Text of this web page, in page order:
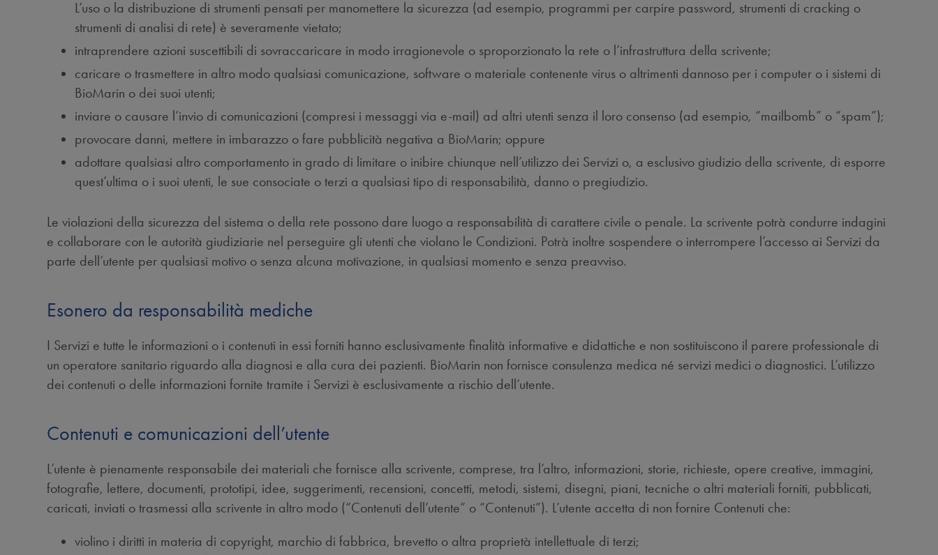
L’uso o la distribuzione di strumenti pensati per manomettere la sicurezza (ad esempio, programmi per carpire password, strumenti di cracking o
strumenti di analisi di rete) è severamente vietato;
intraprendere azioni suscettibili di sovraccaricare in modo irragionevole o sproporzionato la rete o l’infrastruttura della scrivente;
caricare o trasmettere in altro modo qualsiasi comunicazione, software o materiale contenente virus o altrimenti dannoso per i computer o i sistemi di
BioMarin o dei suoi utenti;
inviare o causare l’invio di comunicazioni (compresi i messaggi via e-mail) ad altri utenti senza il loro consenso (ad esempio, “mailbomb” o “spam”);
provocare danni, mettere in imbarazzo o fare pubblicità negativa a BioMarin; oppure
adottare qualsiasi altro comportamento in grado di limitare o inibire chiunque nell’utilizzo dei Servizi o, a esclusivo giudizio della scrivente, di esporre
quest’ultima o i suoi utenti, le sue consociate o terzi a qualsiasi tipo di responsabilità, danno o pregiudizio.
Le violazioni della sicurezza del sistema o della rete possono dare luogo a responsabilità di carattere civile o penale. La scrivente potrà condurre indagini
e collaborare con le autorità giudiziarie nel perseguire gli utenti che violano le Condizioni. Potrà inoltre sospendere o interrompere l’accesso ai Servizi da
parte dell’utente per qualsiasi motivo o senza alcuna motivazione, in qualsiasi momento e senza preavviso.
Esonero da responsabilità mediche
I Servizi e tutte le informazioni o i contenuti in essi forniti hanno esclusivamente finalità informative e didattiche e non sostituiscono il parere professionale di
un operatore sanitario riguardo alla diagnosi e alla cura dei pazienti. BioMarin non fornisce consulenza medica né servizi medici o diagnostici. L’utilizzo
dei contenuti o delle informazioni fornite tramite i Servizi è esclusivamente a rischio dell’utente.
Contenuti e comunicazioni dell’utente
L’utente è pienamente responsabile dei materiali che fornisce alla scrivente, comprese, tra l’altro, informazioni, storie, richieste, opere creative, immagini,
fotografie, lettere, documenti, prototipi, idee, suggerimenti, recensioni, concetti, metodi, sistemi, disegni, piani, tecniche o altri materiali forniti, pubblicati,
caricati, inviati o trasmessi alla scrivente in altro modo (“Contenuti dell’utente” o “Contenuti”). L’utente accetta di non fornire Contenuti che:
violino i diritti in materia di copyright, marchio di fabbrica, brevetto o altra proprietà intellettuale di terzi;